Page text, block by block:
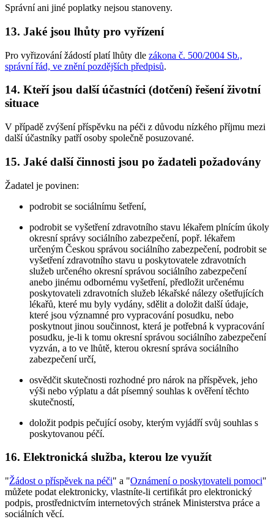
Správní ani jiné poplatky nejsou stanoveny.
13. Jaké jsou lhůty pro vyřízení
Pro vyřizování žádostí platí lhůty dle zákona č. 500/2004 Sb.,
správní řád, ve znění pozdějších předpisů.
14. Kteří jsou další účastníci (dotčení) řešení životní
situace
V případě zvýšení příspěvku na péči z důvodu nízkého příjmu mezi
další účastníky patří osoby společně posuzované.
15. Jaké další činnosti jsou po žadateli požadovány
Žadatel je povinen:
podrobit se sociálnímu šetření,
podrobit se vyšetření zdravotního stavu lékařem plnícím úkoly
okresní správy sociálního zabezpečení, popř. lékařem
určeným Českou správou sociálního zabezpečení, podrobit se
vyšetření zdravotního stavu u poskytovatele zdravotních
služeb určeného okresní správou sociálního zabezpečení
anebo jinému odbornému vyšetření, předložit určenému
poskytovateli zdravotních služeb lékařské nálezy ošetřujících
lékařů, které mu byly vydány, sdělit a doložit další údaje,
které jsou významné pro vypracování posudku, nebo
poskytnout jinou součinnost, která je potřebná k vypracování
posudku, je-li k tomu okresní správou sociálního zabezpečení
vyzván, a to ve lhůtě, kterou okresní správa sociálního
zabezpečení určí,
osvědčit skutečnosti rozhodné pro nárok na příspěvek, jeho
výši nebo výplatu a dát písemný souhlas k ověření těchto
skutečností,
doložit podpis pečující osoby, kterým vyjádří svůj souhlas s
poskytovanou péčí.
16. Elektronická služba, kterou lze využít
"Žádost o příspěvek na péči" a "Oznámení o poskytovateli pomoci"
můžete podat elektronicky, vlastníte-li certifikát pro elektronický
podpis, prostřednictvím internetových stránek Ministerstva práce a
sociálních věcí.